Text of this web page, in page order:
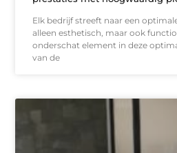
Elk bedrijf streeft naar een
alleen esthetisch, maar ook
onderschat element in deze
van de